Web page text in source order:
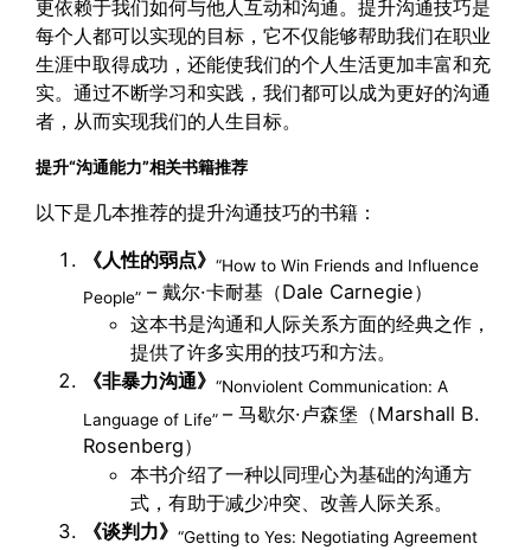
更依赖于我们如何与他人互动和沟通。提升沟通技巧是
每个人都可以实现的目标，它不仅能够帮助我们在职业
生涯中取得成功，还能使我们的个人生活更加丰富和充
实。通过不断学习和实践，我们都可以成为更好的沟通
者，从而实现我们的人生目标。
提升“沟通能力”相关书籍推荐
以下是几本推荐的提升沟通技巧的书籍：
《人性的弱点》“How to Win Friends and Influence
People” – 戴尔·卡耐基（Dale Carnegie）
这本书是沟通和人际关系方面的经典之作，
提供了许多实用的技巧和方法。
《非暴力沟通》“Nonviolent Communication: A
Language of Life”– 马歇尔·卢森堡（Marshall B.
Rosenberg）
本书介绍了一种以同理心为基础的沟通方
式，有助于减少冲突、改善人际关系。
《谈判力》“Getting to Yes: Negotiating Agreement